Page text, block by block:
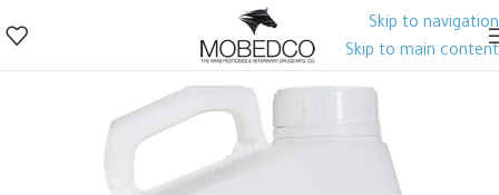
Skip to navigation
Skip to main content